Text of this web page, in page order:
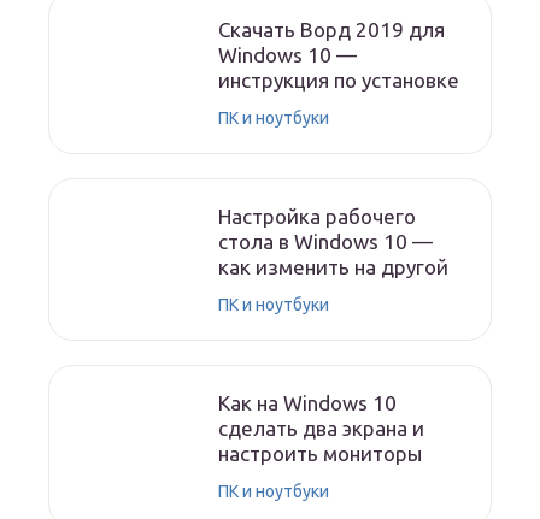
Скачать Ворд 2019 для
Windows 10 —
инструкция по установке
ПК и ноутбуки
Настройка рабочего
стола в Windows 10 —
как изменить на другой
ПК и ноутбуки
Как на Windows 10
сделать два экрана и
настроить мониторы
ПК и ноутбуки